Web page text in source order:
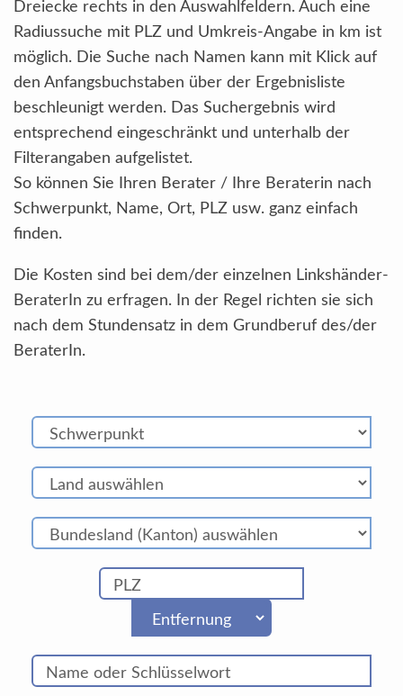
Dreiecke rechts in den Auswahlfeldern. Auch eine
Radiussuche mit PLZ und Umkreis-Angabe in km ist
möglich. Die Suche nach Namen kann mit Klick auf
den Anfangsbuchstaben über der Ergebnisliste
beschleunigt werden. Das Suchergebnis wird
entsprechend eingeschränkt und unterhalb der
Filterangaben aufgelistet.
So können Sie Ihren Berater / Ihre Beraterin nach
Schwerpunkt, Name, Ort, PLZ usw. ganz einfach
finden.
Die Kosten sind bei dem/der einzelnen Linkshänder-
BeraterIn zu erfragen. In der Regel richten sie sich
nach dem Stundensatz in dem Grundberuf des/der
BeraterIn.